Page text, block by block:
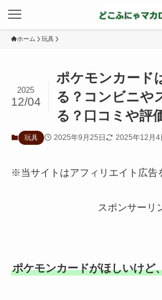
ホーム 玩具
ポケモンカード
る？コンビニや
る？口コミや評
2025
12/04
玩具 2025年9月25日 2025年12月4
※当サイトはアフィリエイト広告
スポンサーリ
ポケモンカードがほしいけど